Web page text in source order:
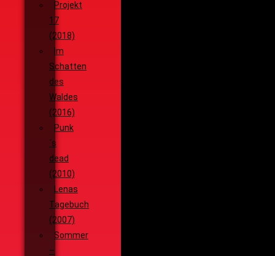
Projekt
17
(2018)
Im
Schatten
des
Waldes
(2016)
Punk
´s
dead
(2010)
Lenas
Tagebuch
(2007)
Sommer
–